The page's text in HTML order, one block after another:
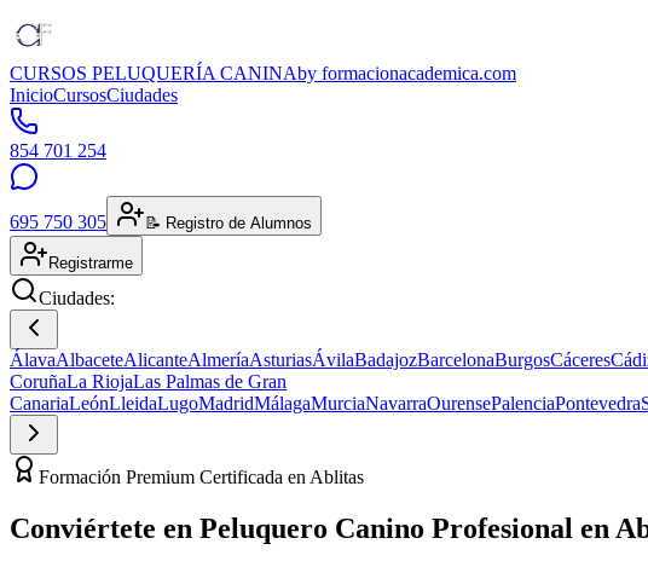
CURSOS PELUQUERÍA CANINAby formacionacademica.com
InicioCursosCiudades
854 701 254
695 750 305 📝 Registro de Alumnos
Registrarme
Ciudades:
ÁlavaAlbaceteAlicanteAlmeríaAsturiasÁvilaBadajozBarcelonaBurgosCáceres
CoruñaLa RiojaLas Palmas de Gran
CanariaLeónLleidaLugoMadridMálagaMurciaNavarraOurensePalenciaPontevedra
Formación Premium Certificada en Ablitas
Conviértete en Peluquero Canino Profesional en